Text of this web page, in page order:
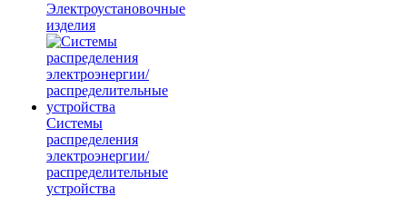
Электроустановочные
изделия
Системы
распределения
электроэнергии/
распределительные
устройства